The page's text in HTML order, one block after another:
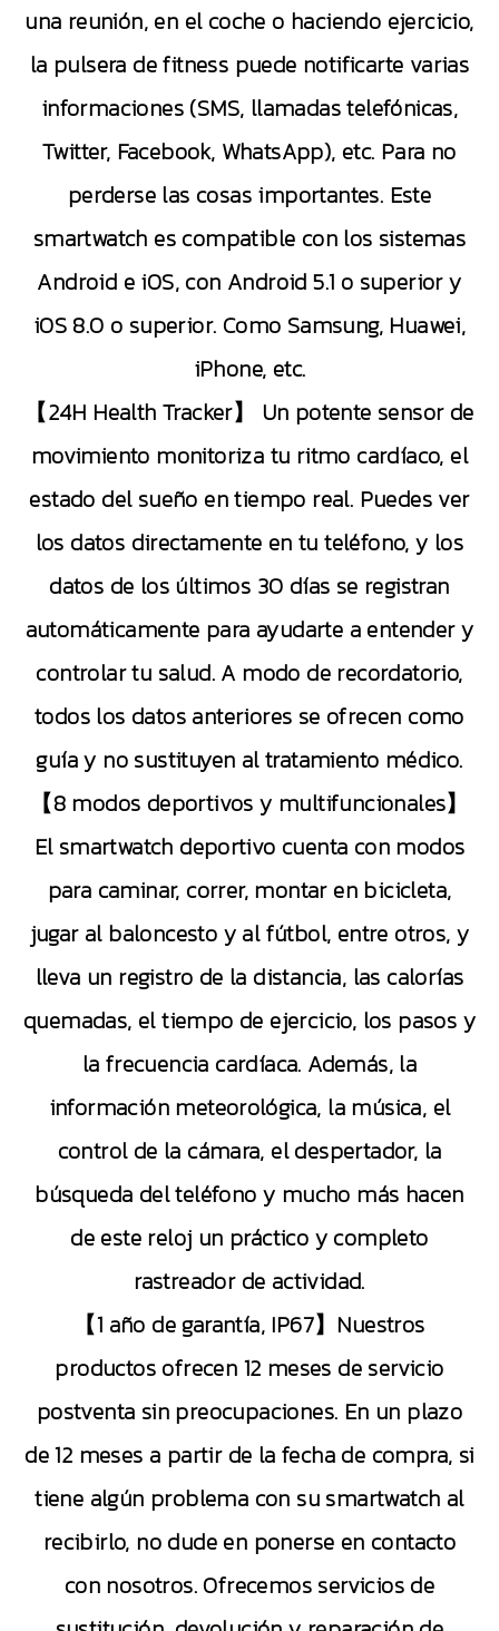
una reunión, en el coche o haciendo ejercicio,
la pulsera de fitness puede notificarte varias
informaciones (SMS, llamadas telefónicas,
Twitter, Facebook, WhatsApp), etc. Para no
perderse las cosas importantes. Este
smartwatch es compatible con los sistemas
Android e iOS, con Android 5.1 o superior y
iOS 8.0 o superior. Como Samsung, Huawei,
iPhone, etc.
【24H Health Tracker】 Un potente sensor de
movimiento monitoriza tu ritmo cardíaco, el
estado del sueño en tiempo real. Puedes ver
los datos directamente en tu teléfono, y los
datos de los últimos 30 días se registran
automáticamente para ayudarte a entender y
controlar tu salud. A modo de recordatorio,
todos los datos anteriores se ofrecen como
guía y no sustituyen al tratamiento médico.
【8 modos deportivos y multifuncionales】
El smartwatch deportivo cuenta con modos
para caminar, correr, montar en bicicleta,
jugar al baloncesto y al fútbol, entre otros, y
lleva un registro de la distancia, las calorías
quemadas, el tiempo de ejercicio, los pasos y
la frecuencia cardíaca. Además, la
información meteorológica, la música, el
control de la cámara, el despertador, la
búsqueda del teléfono y mucho más hacen
de este reloj un práctico y completo
rastreador de actividad.
【1 año de garantía, IP67】Nuestros
productos ofrecen 12 meses de servicio
postventa sin preocupaciones. En un plazo
de 12 meses a partir de la fecha de compra, si
tiene algún problema con su smartwatch al
recibirlo, no dude en ponerse en contacto
con nosotros. Ofrecemos servicios de